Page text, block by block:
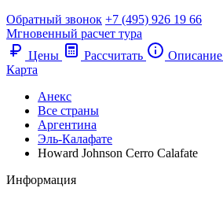
Обратный звонок +7 (495) 926 19 66
Мгновенный расчет тура
Цены
Рассчитать Описание
Карта
Анекс
Все страны
Аргентина
Эль-Калафате
Howard Johnson Cerro Calafate
Информация